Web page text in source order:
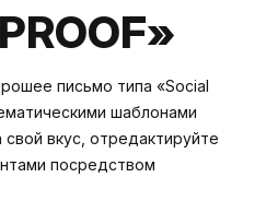
письмо типа «Social
шаблонами
вкус, отредактируйте
посредством